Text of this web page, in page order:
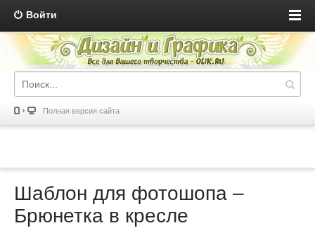
Войти
Полная версия сайта
Шаблон для фотошопа –
Брюнетка в кресле